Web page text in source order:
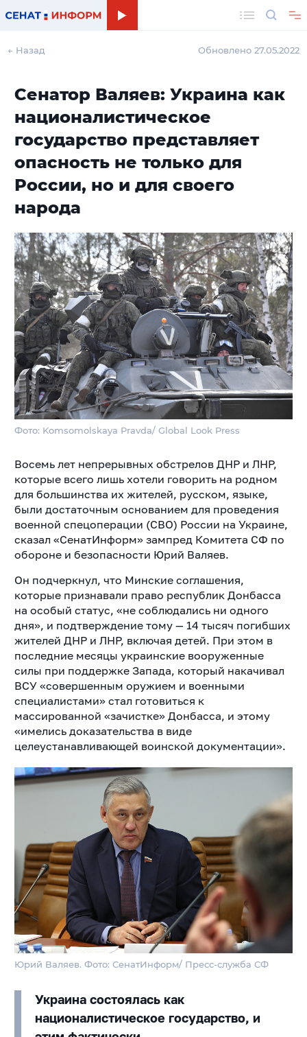
← Назад Обновлено 27.05.2022
Сенатор Валяев: Украина как
националистическое
государство представляет
опасность не только для
России, но и для своего
народа
Фото: Komsomolskaya Pravda/ Global Look Press
Восемь лет непрерывных обстрелов ДНР и ЛНР,
которые всего лишь хотели говорить на родном
для большинства их жителей, русском, языке,
были достаточным основанием для проведения
военной спецоперации (СВО) России на Украине,
сказал «СенатИнформ» зампред Комитета СФ по
обороне и безопасности Юрий Валяев.
Он подчеркнул, что Минские соглашения,
которые признавали право республик Донбасса
на особый статус, «не соблюдались ни одного
дня», и подтверждение тому — 14 тысяч погибших
жителей ДНР и ЛНР, включая детей. При этом в
последние месяцы украинские вооруженные
силы при поддержке Запада, который накачивал
ВСУ «совершенным оружием и военными
специалистами» стал готовиться к
массированной «зачистке» Донбасса, и этому
«имелись доказательства в виде
целеустанавливающей воинской документации».
Юрий Валяев. Фото: СенатИнформ/ Пресс-служба СФ
Украина состоялась как
националистическое государство, и